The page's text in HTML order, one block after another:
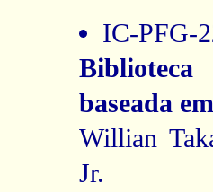
IC-PFG-
baseada
Willian
Jr.